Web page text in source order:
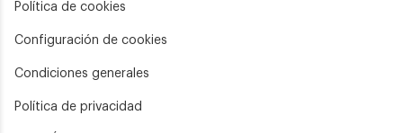
Política de cookies
Configuración de cookies
Condiciones generales
Política de privacidad